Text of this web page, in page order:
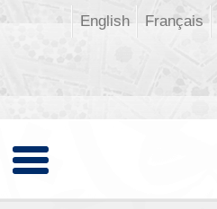
Français
English